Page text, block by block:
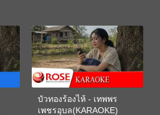
บัวทองร้องไห้ - เทพพร
เพชรอุบล(KARAOKE)